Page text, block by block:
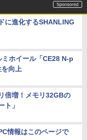
に進化するSHANLING
ホイール「CE28 N-p
向上
倍増！メモリ32GBの
ト」
情報はこのページで